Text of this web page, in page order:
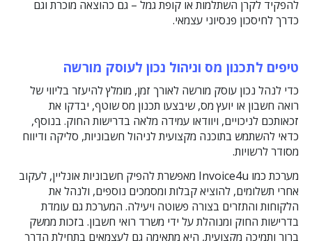
להפקיד לקרן השתלמות או קופת גמל – גם כהוצאה מוכרת וגם
כדרך לחיסכון פנסיוני עצמאי.
טיפים לתכנון מס וניהול נכון לעוסק מורשה
כדי לנהל נכון עוסק מורשה לאורך זמן, מומלץ להיעזר בליווי של
רואה חשבון או יועץ מס, שיבצעו תכנון מס שוטף, יבדקו את
זכאותכם לניכויים, ויוודאו עמידה מלאה בדרישות החוק. בנוסף,
כדאי להשתמש בתוכנה מקצועית לניהול חשבוניות, סליקה ודיווח
מסודר לרשויות.
מערכת כמו Invoice4u מאפשרת להפיק חשבוניות אונליין, לעקוב
אחרי תשלומים, להוציא קבלות ומסמכים נוספים, ולנהל את
הלקוחות והתזרים בצורה פשוטה ויעילה. המערכת גם עומדת
בדרישות החוק ומנוהלת על ידי משרד רואי חשבון. בזכות ממשק
ברור ותמיכה מקצועית, היא מתאימה גם לעצמאים בתחילת הדרך